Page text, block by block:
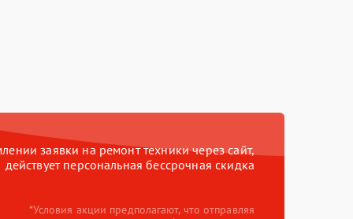
заявки на ремонт техники через сайт,
действует персональная бессрочная скидка
*Условия акции предполагают, что отправляя